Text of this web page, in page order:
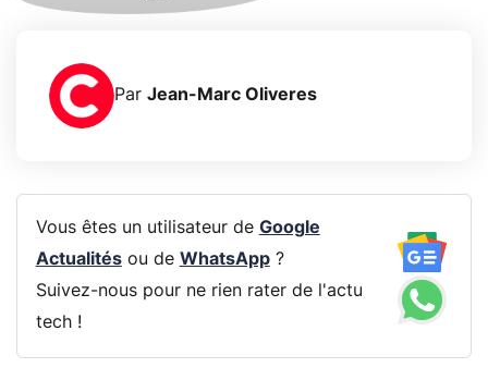
Par Jean-Marc Oliveres
Vous êtes un utilisateur de Google
Actualitésou de WhatsApp?
Suivez-nous pour ne rien rater de l'actu
tech !